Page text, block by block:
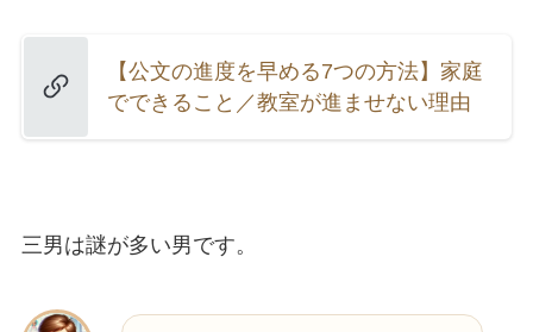
【公文の進度を早める7つの方法】家庭
でできること／教室が進ませない理由
三男は謎が多い男です。